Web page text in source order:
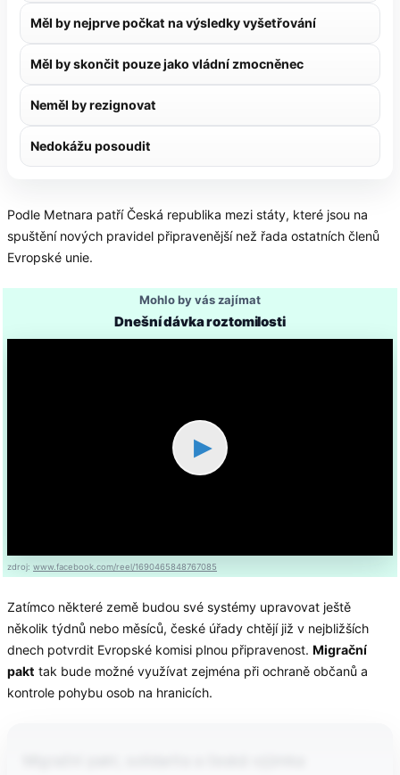
Měl by nejprve počkat na výsledky vyšetřování
Měl by skončit pouze jako vládní zmocněnec
Neměl by rezignovat
Nedokážu posoudit
Podle Metnara patří Česká republika mezi státy, které jsou na
spuštění nových pravidel připravenější než řada ostatních členů
Evropské unie.
Mohlo by vás zajímat
Dnešní dávka roztomilosti
▶
zdroj: www.facebook.com/reel/1690465848767085
Zatímco některé země budou své systémy upravovat ještě
několik týdnů nebo měsíců, české úřady chtějí již v nejbližších
dnech potvrdit Evropské komisi plnou připravenost. Migrační
pakt tak bude možné využívat zejména při ochraně občanů a
kontrole pohybu osob na hranicích.